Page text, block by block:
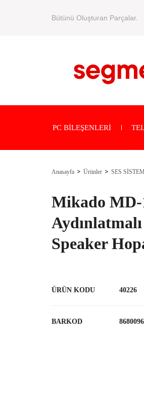
Bütünü Oluşturan Parçalar.
PC BİLEŞENLERİ
Anasayfa Ürünler SES
Mikado MD-
Speaker
ÜRÜN KODU 40226
BARKOD